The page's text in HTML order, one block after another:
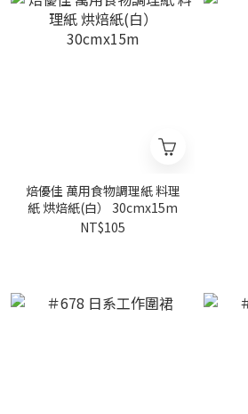
焙優佳 萬用食物調理紙 料理
紙 烘焙紙(白） 30cmx15m
NT$105